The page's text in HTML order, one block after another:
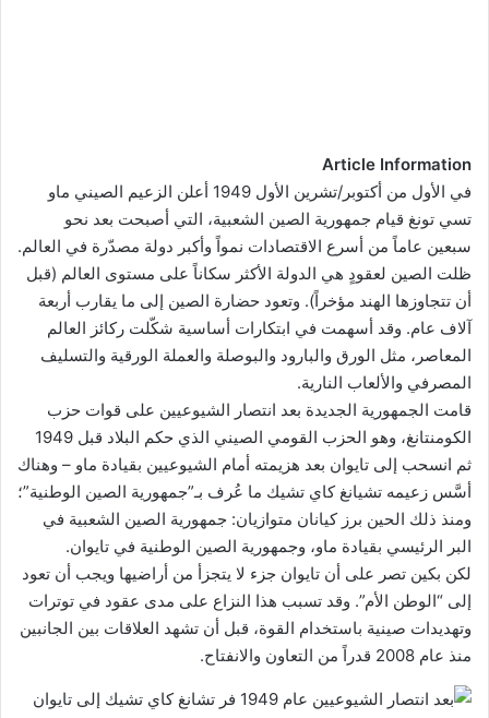
Article Information
في الأول من أكتوبر/تشرين الأول 1949 أعلن الزعيم الصيني ماو
تسي تونغ قيام جمهورية الصين الشعبية، التي أصبحت بعد نحو
سبعين عاماً من أسرع الاقتصادات نمواً وأكبر دولة مصدّرة في العالم.
ظلت الصين لعقودٍ هي الدولة الأكثر سكاناً على مستوى العالم (قبل
أن تتجاوزها الهند مؤخراً). وتعود حضارة الصين إلى ما يقارب أربعة
آلاف عام. وقد أسهمت في ابتكارات أساسية شكّلت ركائز العالم
المعاصر، مثل الورق والبارود والبوصلة والعملة الورقية والتسليف
المصرفي والألعاب النارية.
قامت الجمهورية الجديدة بعد انتصار الشيوعيين على قوات حزب
الكومنتانغ، وهو الحزب القومي الصيني الذي حكم البلاد قبل 1949
ثم انسحب إلى تايوان بعد هزيمته أمام الشيوعيين بقيادة ماو – وهناك
أسَّس زعيمه تشيانغ كاي تشيك ما عُرف بـ”جمهورية الصين الوطنية”؛
ومنذ ذلك الحين برز كيانان متوازيان: جمهورية الصين الشعبية في
البر الرئيسي بقيادة ماو، وجمهورية الصين الوطنية في تايوان.
لكن بكين تصر على أن تايوان جزء لا يتجزأ من أراضيها ويجب أن تعود
إلى “الوطن الأم”. وقد تسبب هذا النزاع على مدى عقود في توترات
وتهديدات صينية باستخدام القوة، قبل أن تشهد العلاقات بين الجانبين
منذ عام 2008 قدراً من التعاون والانفتاح.